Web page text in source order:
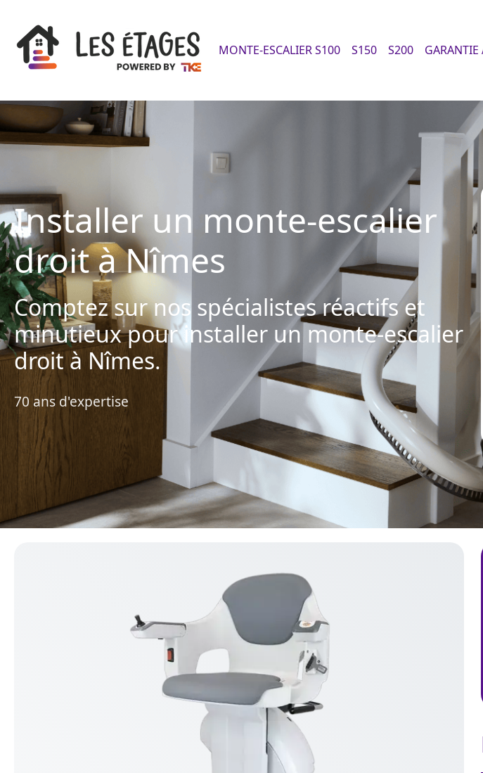
MONTE-ESCALIER S100 S150 S200 GARANTIE
Installer un monte-escalier
droit à Nîmes
Comptez sur nos spécialistes réactifs et
minutieux pour installer un monte-escalier
droit à Nîmes.
70 ans d'expertise